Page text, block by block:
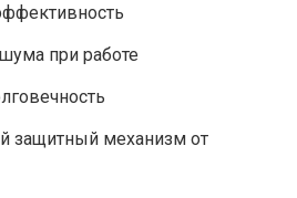
при работе
защитный механизм от